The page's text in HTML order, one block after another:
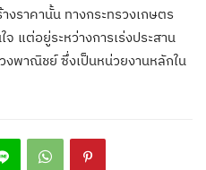
งราคานั้น ทางกระทรวงเกษตร
แต่อยู่ระหว่างการเร่งประสาน
งพาณิชย์ ซึ่งเป็นหน่วยงานหลักใน